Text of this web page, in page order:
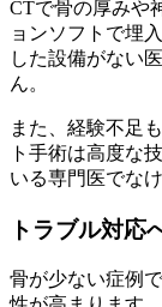
CTで骨の厚みや
ョンソフトで埋
した設備がない
ん。
また、経験不足
ト手術は高度な
いる専門医でな
トラブル対応
骨が少ない症例